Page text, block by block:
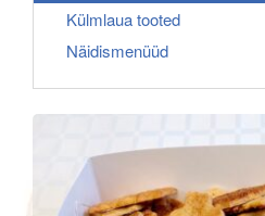
Külmlaua tooted
Näidismenüüd